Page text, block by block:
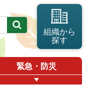
組織から
探す
緊急・防災